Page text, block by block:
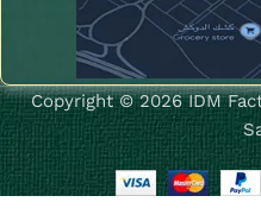
Copyright © 2026 IDM